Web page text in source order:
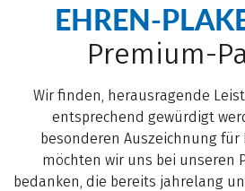
EHREN-
Premium-
Wir finden, herausragende
entsprechend gewürdigt
besonderen Auszeichnung
möchten wir uns bei unseren
bedanken, die bereits jahrelang